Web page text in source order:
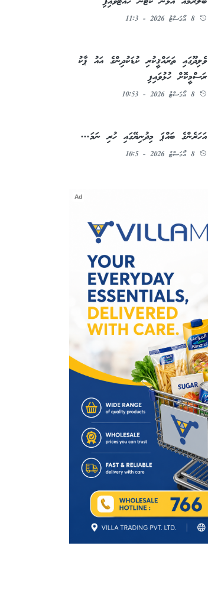
8 އޯގަސްޓު 2026 - 11:3
ވެލިދޫގައި ތަރައްޤީކުރި ކުޑަކުދިންގެ އައު ޕާކު
ރަސްމީކޮށް ހުޅުވައިފި
8 އޯގަސްޓު 2026 - 10:53
އަހަރެންގެ ބައްޕަ މިދުނިޔޭގައި ހުރި ނަމަ...
8 އޯގަސްޓު 2026 - 10:5
Ad